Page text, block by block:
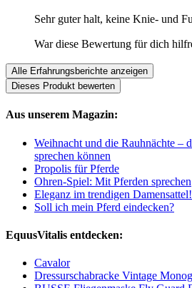
Sehr guter halt, keine Knie- und
War diese Bewertung für dich
Alle Erfahrungsberichte anzeigen
Dieses Produkt bewerten
Aus unserem Magazin:
Weihnacht und die Rauhnächte –
sprechen können
Propolis für Pferde
Ohren-Spiel: Mit Pferden sprechen
Eleganz im trendigen Damensattel!
Soll ich mein Pferd eindecken?
EquusVitalis entdecken:
Cavalor
Dressurschabracke Vintage